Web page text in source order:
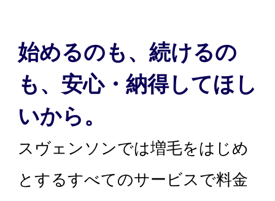
始めるのも、続けるの
も、安心・納得してほし
いから。
スヴェンソンでは増毛をはじめ
とするすべてのサービスで料金